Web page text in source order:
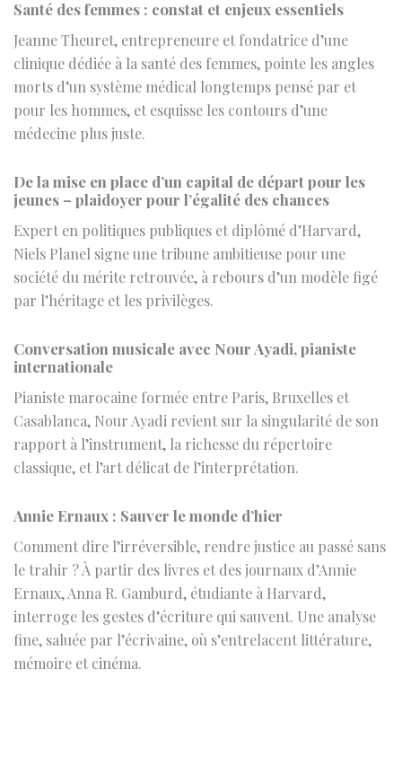
morts d’un système médical longtemps pensé par et
pour les hommes, et esquisse les contours d’une
médecine plus juste.
De la mise en place d’un capital de départ pour les
jeunes – plaidoyer pour l’égalité des chances
Niels Planel signe une tribune ambitieuse pour une
société du mérite retrouvée, à rebours d’un modèle figé
par l’héritage et les privilèges.
Conversation musicale avec Nour Ayadi, pianiste
internationale
Casablanca, Nour Ayadi revient sur la singularité de son
rapport à l’instrument, la richesse du répertoire
classique, et l’art délicat de l’interprétation.
Annie Ernaux : Sauver le monde d’hier
Comment dire l’irréversible, rendre justice au passé sans
Ernaux, Anna R. Gamburd, étudiante à Harvard,
interroge les gestes d’écriture qui sauvent. Une analyse
fine, saluée par l’écrivaine, où s’entrelacent littérature,
mémoire et cinéma.